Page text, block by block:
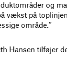
og
vækst på
område.”
Hansen tilføjer